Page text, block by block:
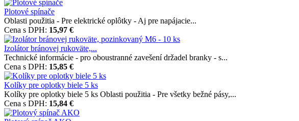
Plotové spínače
Oblasti použitia - Pre elektrické oplôtky - Aj pre napájacie...
Cena s DPH: 15,97 €
Izolátor bránovej rukoväte,...
Technické informácie - pro oboustranné zavešení držadel branky - s...
Cena s DPH: 15,85 €
Kolíky pre oplotky biele 5 ks
Kolíky pre oplotky biele 5 ks Oblasti použitia - Pre všetky bežné pásy,...
Cena s DPH: 15,84 €